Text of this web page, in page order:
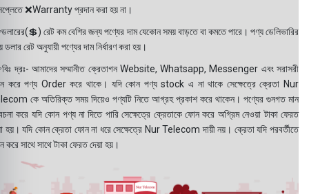
❌Warranty প্রদান করা হয় না।
রেট কম বেশির জন্য পণ্যের দাম যেকোন সময় বাড়তে বা কমতে পারে। পণ্য ডেলিভারির
ডলার রেট অনুযায়ী পণ্যের দাম নির্ধারণ করা হয়।
দ্রঃ- আমাদের সম্মানীত ক্রেতাগন Website, Whatsapp, Messenger এবং সরাসরী
করে পণ্য Order করে থাকে। যদি কোন পণ্য stock এ না থাকে সেক্ষেত্রে ক্রেতা Nur
কে অতিরিক্ত সময় দিয়েও পণ্যটি নিতে আগ্রহ প্রকাশ করে থাকেন। পণ্যের গুনগত মান
করে যদি কোন পণ্য না দিতে পারি সেক্ষেত্রে ক্রেতাকে ফোন করে অগ্রিম নেওয়া টাকা ফেরত
হয়। যদি কোন ক্রেতা ফোন না ধরে সেক্ষেত্রে Nur Telecom দায়ী নয়। ক্রেতা যদি পরবর্তীতে
করে সাথে সাথে টাকা ফেরত দেয়া হয়।